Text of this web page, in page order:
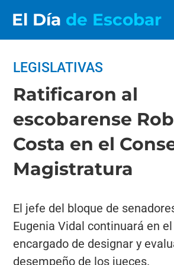
El Día de Escobar
LEGISLATIVAS
Ratificaron al
escobarense
Costa en el
Magistratura
El jefe del bloque de
Eugenia Vidal continuará en
encargado de designar y
desempeño de los jueces.